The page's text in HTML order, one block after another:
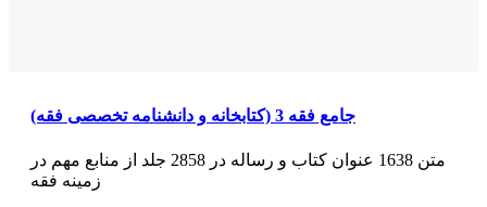
جامع فقه 3 (کتابخانه و دانشنامه تخصصی فقه)
متن 1638 عنوان کتاب و رساله در 2858 جلد از منابع مهم در
زمينه فقه